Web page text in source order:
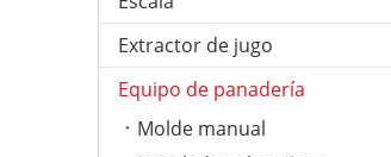
Extractor de jugo
Equipo de panadería
Molde manual